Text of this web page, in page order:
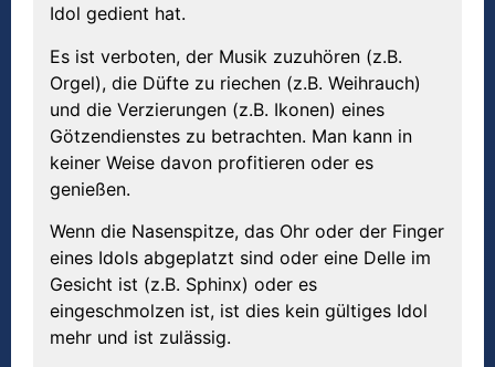
Idol gedient hat.
Es ist verboten, der Musik zuzuhören (z.B.
Orgel), die Düfte zu riechen (z.B. Weihrauch)
und die Verzierungen (z.B. Ikonen) eines
Götzendienstes zu betrachten. Man kann in
keiner Weise davon profitieren oder es
genießen.
Wenn die Nasenspitze, das Ohr oder der Finger
eines Idols abgeplatzt sind oder eine Delle im
Gesicht ist (z.B. Sphinx) oder es
eingeschmolzen ist, ist dies kein gültiges Idol
mehr und ist zulässig.